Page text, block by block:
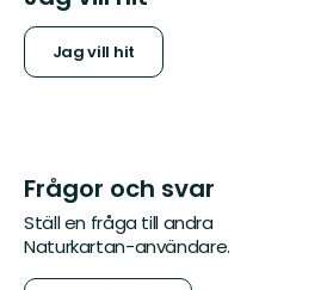
Jag vill hit
Frågor och svar
Ställ en fråga till andra
Naturkartan-användare.